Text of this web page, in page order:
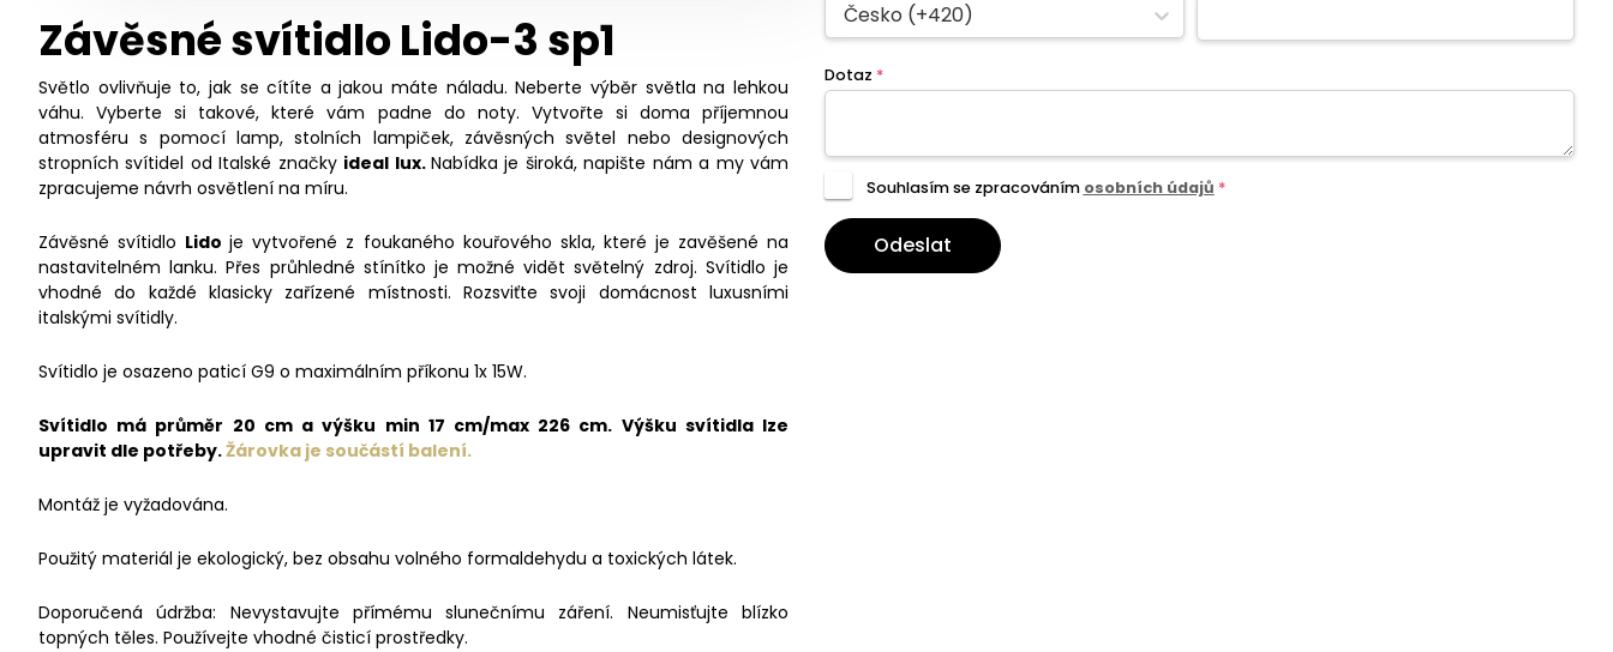
Závěsné svítidlo Lido-3 sp1
Světlo ovlivňuje to, jak se cítíte a jakou máte náladu. Neberte výběr světla na lehkou
váhu. Vyberte si takové, které vám padne do noty. Vytvořte si doma příjemnou
atmosféru s pomocí lamp, stolních lampiček, závěsných světel nebo designových
stropních svítidel od Italské značky ideal lux.Nabídka je široká, napište nám a my vám
zpracujeme návrh osvětlení na míru.
Závěsné svítidlo Lidoje vytvořené z foukaného kouřového skla, které je zavěšené na
nastavitelném lanku. Přes průhledné stínítko je možné vidět světelný zdroj. Svítidlo je
vhodné do každé klasicky zařízené místnosti. Rozsviťte svoji domácnost luxusními
italskými svítidly.
Svítidlo je osazeno paticí G9 o maximálním příkonu 1x 15W.
Svítidlo má průměr 20 cm a výšku min 17 cm/max 226 cm. Výšku svítidla lze
upravit dle potřeby.Žárovka je součástí balení.
Montáž je vyžadována.
Použitý materiál je ekologický, bez obsahu volného formaldehydu a toxických látek.
Doporučená údržba: Nevystavujte přímému slunečnímu záření. Neumisťujte blízko
topných těles. Používejte vhodné čisticí prostředky.
Česko (+420)
Dotaz *
Souhlasím se zpracováním osobních údajů *
Odeslat